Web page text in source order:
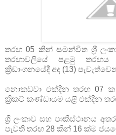
තරඟ 05 කින් සමන්විත ශ්‍රී
තරඟාවලියේ පළමු තරඟය
ක්‍රීඩාංගනයේදී අද (13)
නොකඩවා එක්දින තරඟ 07 ක
ක්‍රිකට් කණ්ඩායම යළි එක්දින
ශ්‍රී ලංකාව සහ පාකිස්ථානය
පැවති තරඟ 28 කින් 16 ක්ම